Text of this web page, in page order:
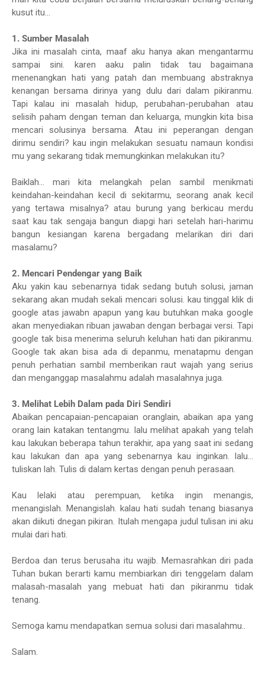
kusut itu...
1. Sumber Masalah
Jika ini masalah cinta, maaf aku hanya akan mengantarmu
sampai sini. karen aaku palin tidak tau bagaimana
menenangkan hati yang patah dan membuang abstraknya
kenangan bersama dirinya yang dulu dari dalam pikiranmu.
Tapi kalau ini masalah hidup, perubahan-perubahan atau
selisih paham dengan teman dan keluarga, mungkin kita bisa
mencari solusinya bersama. Atau ini peperangan dengan
dirimu sendiri? kau ingin melakukan sesuatu namaun kondisi
mu yang sekarang tidak memungkinkan melakukan itu?
Baiklah... mari kita melangkah pelan sambil menikmati
keindahan-keindahan kecil di sekitarmu, seorang anak kecil
yang tertawa misalnya? atau burung yang berkicau merdu
saat kau tak sengaja bangun diapgi hari setelah hari-harimu
bangun kesiangan karena bergadang melarikan diri dari
masalamu?
2. Mencari Pendengar yang Baik
Aku yakin kau sebenarnya tidak sedang butuh solusi, jaman
sekarang akan mudah sekali mencari solusi. kau tinggal klik di
google atas jawabn apapun yang kau butuhkan maka google
akan menyediakan ribuan jawaban dengan berbagai versi. Tapi
google tak bisa menerima seluruh keluhan hati dan pikiranmu.
Google tak akan bisa ada di depanmu, menatapmu dengan
penuh perhatian sambil memberikan raut wajah yang serius
dan menganggap masalahmu adalah masalahnya juga.
3. Melihat Lebih Dalam pada Diri Sendiri
Abaikan pencapaian-pencapaian oranglain, abaikan apa yang
orang lain katakan tentangmu. lalu melihat apakah yang telah
kau lakukan beberapa tahun terakhir, apa yang saat ini sedang
kau lakukan dan apa yang sebenarnya kau inginkan. lalu...
tuliskan lah. Tulis di dalam kertas dengan penuh perasaan.
Kau lelaki atau perempuan, ketika ingin menangis,
menangislah. Menangislah. kalau hati sudah tenang biasanya
akan diikuti dnegan pikiran. Itulah mengapa judul tulisan ini aku
mulai dari hati.
Berdoa dan terus berusaha itu wajib. Memasrahkan diri pada
Tuhan bukan berarti kamu membiarkan diri tenggelam dalam
malasah-masalah yang mebuat hati dan pikiranmu tidak
tenang.
Semoga kamu mendapatkan semua solusi dari masalahmu..
Salam.